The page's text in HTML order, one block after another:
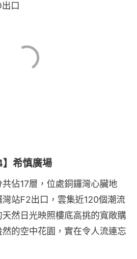
口
希慎廣場
佔17層，位處銅鑼灣心臟地
站F2出口，雲集近120個潮流
然日光映照樓底高挑的寬敞購
的空中花園，實在令人流連忘